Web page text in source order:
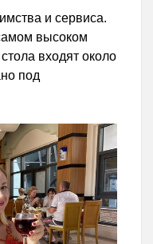
и сервиса.
высоком
входят около
под